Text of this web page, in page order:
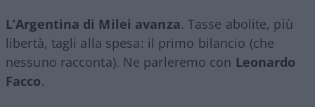
L’Argentina di Milei avanza. Tasse abolite, più
libertà, tagli alla spesa: il primo bilancio (che
nessuno racconta). Ne parleremo con Leonardo
Facco.